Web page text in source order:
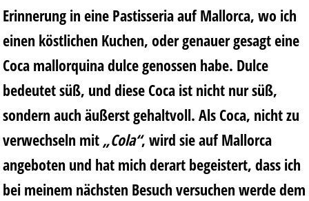
Erinnerung in eine Pastisseria auf Mallorca, wo ich
einen köstlichen Kuchen, oder genauer gesagt eine
Coca mallorquina dulce genossen habe. Dulce
bedeutet süß, und diese Coca ist nicht nur süß,
sondern auch äußerst gehaltvoll. Als Coca, nicht zu
verwechseln mit „Cola“, wird sie auf Mallorca
angeboten und hat mich derart begeistert, dass ich
bei meinem nächsten Besuch versuchen werde dem